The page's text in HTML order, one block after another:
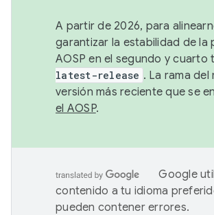
A partir de 2026, para
garantizar la estabilidad de la
AOSP en el segundo y cuarto
latest-release . La rama del
versión más reciente que se
el AOSP.
Google
contenido a tu idioma
pueden contener errores.